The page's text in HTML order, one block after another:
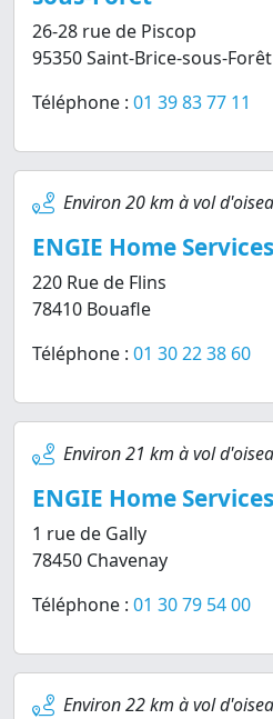
26-28 rue de Piscop
95350 Saint-Brice-sous-Forêt
Téléphone : 01 39 83 77 11
Environ 20 km à vol
ENGIE Home
220 Rue de Flins
78410 Bouafle
Téléphone : 01 30 22 38 60
Environ 21 km à vol
ENGIE Home
1 rue de Gally
78450 Chavenay
Téléphone : 01 30 79 54 00
Environ 22 km à vol